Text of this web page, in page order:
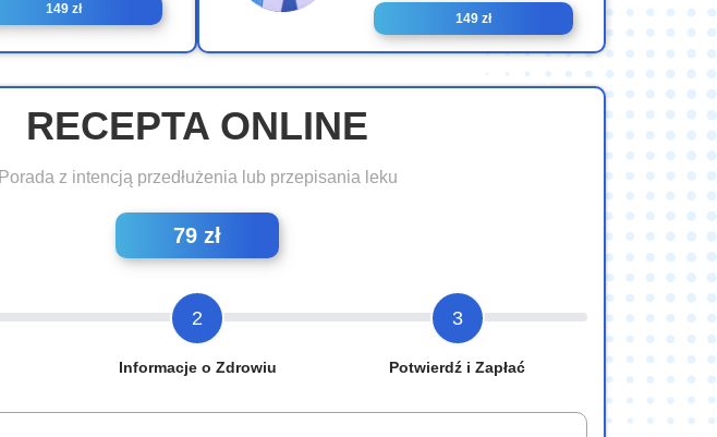
149 zł
149 zł
RECEPTA ONLINE
Porada z intencją przedłużenia lub przepisania leku
79 zł
2
Informacje o Zdrowiu
3
Potwierdź i Zapłać